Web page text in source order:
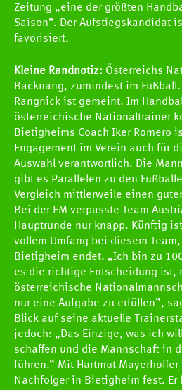
Zeitung „eine der größten
Saison”. Der Aufstiegskandidat
favorisiert.
Kleine Randnotiz: Österreichs
Backnang, zumindest im
Rangnick ist gemeint. Im
österreichische Nationaltrainer
Bietigheims Coach Iker Romero
Engagement im Verein auch für
Auswahl verantwortlich. Die
gibt es Parallelen zu den
Vergleich mittlerweile einen
Bei der EM verpasste Team
Hauptrunde nur knapp. Künftig
vollem Umfang bei diesem
Bietigheim endet. „Ich bin zu
es die richtige Entscheidung ist,
österreichische
nur eine Aufgabe zu erfüllen”,
Blick auf seine aktuelle
jedoch: „Das Einzige, was ich
schaffen und die Mannschaft in
führen.” Mit Hartmut
Nachfolger in Bietigheim fest. Er